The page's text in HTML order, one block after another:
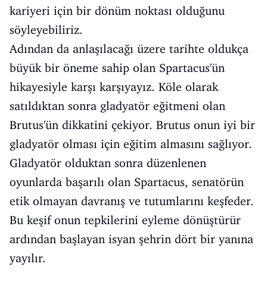
kariyeri için bir dönüm noktası olduğunu
söyleyebiliriz.
Adından da anlaşılacağı üzere tarihte oldukça
büyük bir öneme sahip olan Spartacus'ün
hikayesiyle karşı karşıyayız. Köle olarak
satıldıktan sonra gladyatör eğitmeni olan
Brutus'ün dikkatini çekiyor. Brutus onun iyi bir
gladyatör olması için eğitim almasını sağlıyor.
Gladyatör olduktan sonra düzenlenen
oyunlarda başarılı olan Spartacus, senatörün
etik olmayan davranış ve tutumlarını keşfeder.
Bu keşif onun tepkilerini eyleme dönüştürür
ardından başlayan isyan şehrin dört bir yanına
yayılır.